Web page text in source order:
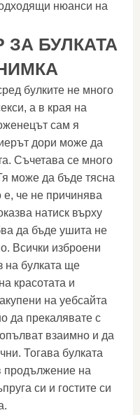
нюанси на
БУЛКАТА
булките не много
а в края на
сам я
дори може да
Съчетава се много
може да бъде тясна
че не причинява
натиск върху
да бъде ушита не
Всички изброени
на булката ще
красотата и
на уебсайта
да прекалявате с
взаимно и да
Тогава булката
продължение на
си и гостите си